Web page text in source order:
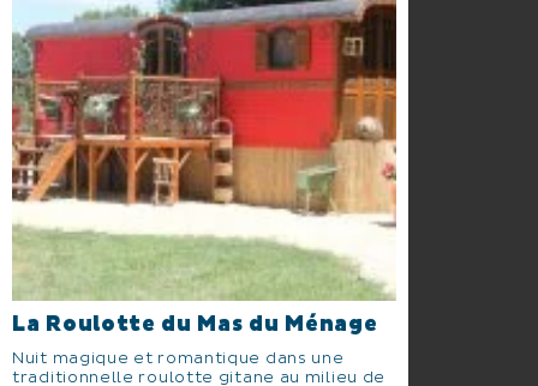
La Roulotte du Mas du Ménage
Nuit magique et romantique dans une
traditionnelle roulotte gitane au milieu de